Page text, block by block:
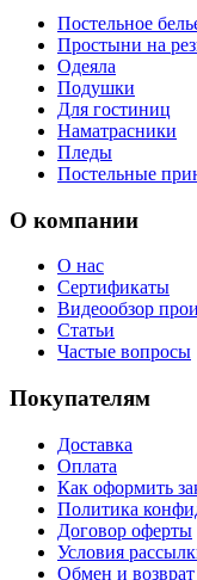
Постельное
Простыни на
Одеяла
Подушки
Для гостиниц
Наматрасники
Пледы
Постельные
О компании
О нас
Сертификаты
Видеообзор
Статьи
Частые вопросы
Покупателям
Доставка
Оплата
Как оформить
Политика
Договор оферты
Условия
Обмен и возврат